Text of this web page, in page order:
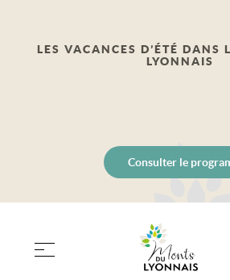
LES VACANCES D’ÉTÉ DANS
LYONNAIS
Consulter le